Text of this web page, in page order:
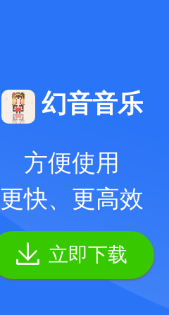
幻音音乐
方便使用
更快、更高效
立即下载